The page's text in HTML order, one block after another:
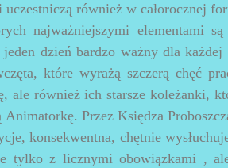
również w całorocznej
najważniejszymi elementami
dzień bardzo ważny dla
które wyrażą szczerą chęć
ale również ich starsze koleżanki,
Przez Księdza
konsekwentna, chętnie
tylko z licznymi obowiązkami ,